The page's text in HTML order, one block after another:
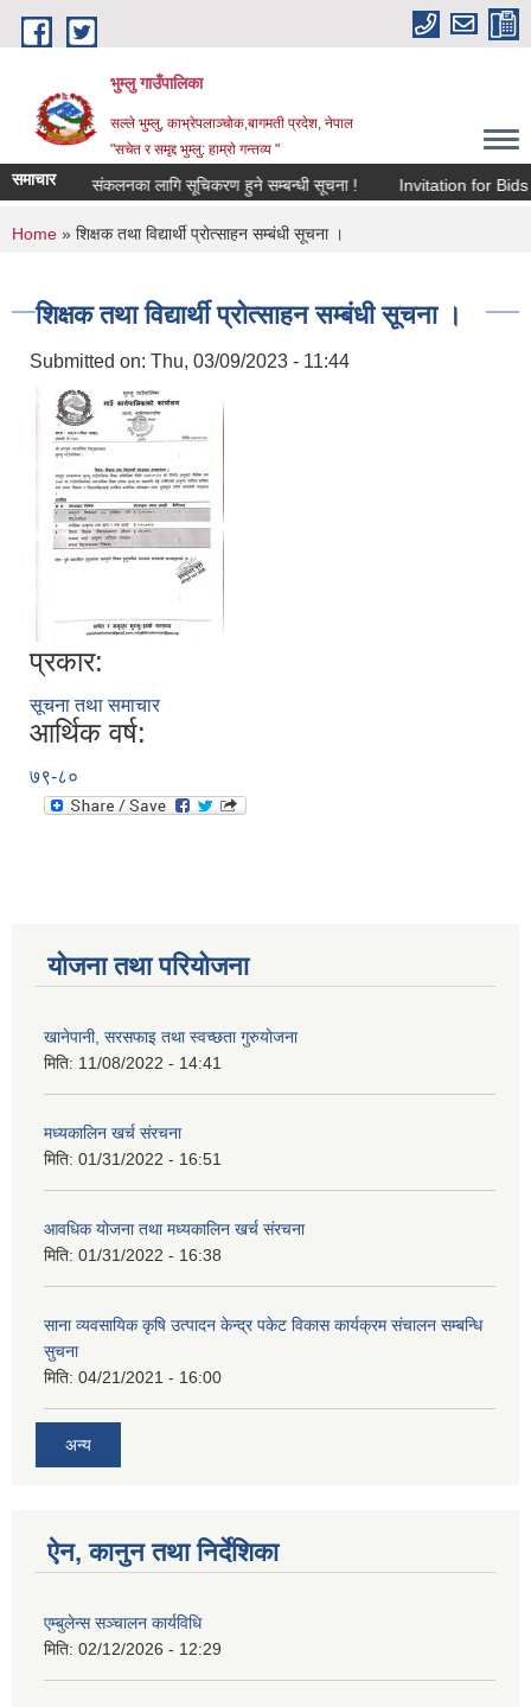
Skip to main content
भुम्लु गाउँपालिका
सल्ले भुम्लु, काभ्रेपलाञ्चोक,बागमती प्रदेश, नेपाल
"सचेत र समृद्द भुम्लु: हाम्राे गन्तव्य "
समाचार
विज्ञापन कर संकलनका लागि सूचिकरण हुने सम्बन्धी सूचना ! Invitation
You are here
Home » शिक्षक तथा विद्यार्थी प्रोत्साहन सम्बंधी सूचना ।
शिक्षक तथा विद्यार्थी प्रोत्साहन सम्बंधी सूचना ।
Submitted on: Thu, 03/09/2023 - 11:44
प्रकार:
सूचना तथा समाचार
आर्थिक वर्ष:
७९-८०
योजना तथा परियोजना
खानेपानी, सरसफाइ तथा स्वच्छता गुरुयोजना
मिति: 11/08/2022 - 14:41
मध्यकालिन खर्च संरचना
मिति: 01/31/2022 - 16:51
आवधिक योजना तथा मध्यकालिन खर्च संरचना
मिति: 01/31/2022 - 16:38
साना व्यवसायिक कृषि उत्पादन केन्द्र पकेट विकास कार्यक्रम संचालन सम्बन्धि
सुचना
मिति: 04/21/2021 - 16:00
अन्य
ऐन, कानुन तथा निर्देशिका
एम्बुलेन्स सञ्चालन कार्यविधि
मिति: 02/12/2026 - 12:29